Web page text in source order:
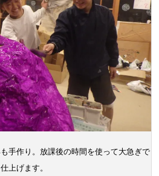
手作り。放課後の時間を使って大急ぎで
仕上げます。